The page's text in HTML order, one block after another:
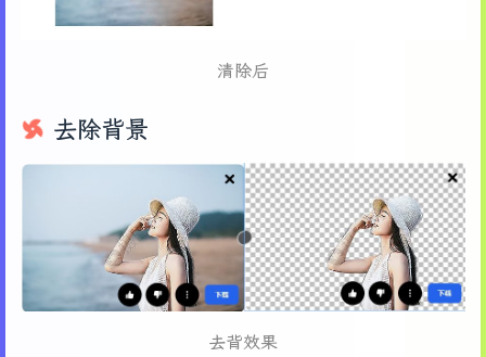
清除后
去除背景
去背效果